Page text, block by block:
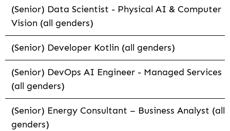
(Senior) Data Scientist - Physical AI & Computer
Vision (all genders)
(Senior) Developer Kotlin (all genders)
(Senior) DevOps AI Engineer - Managed Services
(all genders)
(Senior) Energy Consultant – Business Analyst (all
genders)